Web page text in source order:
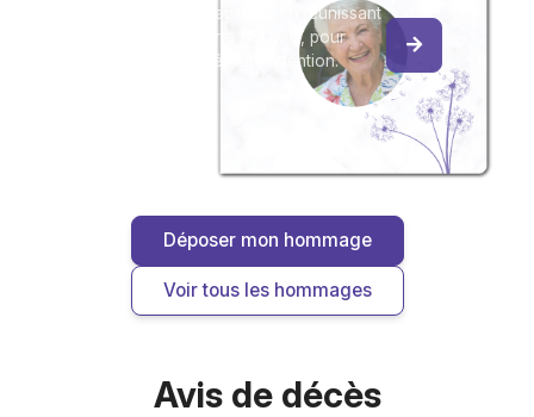
Créez un album collaboratif en réunissant
les hommages à Pierre BEGNIC, pour
vous ou pour une délicate attention.
Déposer mon hommage
Voir tous les hommages
Avis de décès